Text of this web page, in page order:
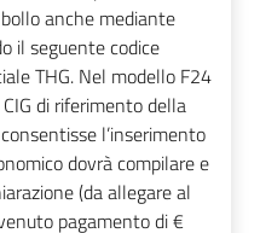
anche mediante
il seguente codice
THG. Nel modello F24
di riferimento della
l’inserimento
dovrà compilare e
(da allegare al
pagamento di €